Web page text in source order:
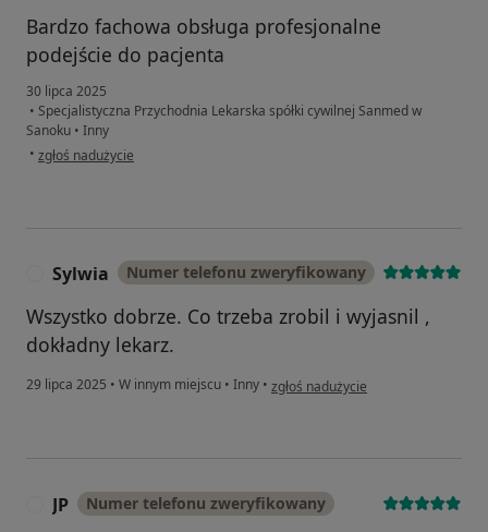
Bardzo fachowa obsługa profesjonalne
podejście do pacjenta
30 lipca 2025
• Specjalistyczna Przychodnia Lekarska spółki cywilnej Sanmed w
Sanoku • Inny
• w opinii użytkownika Grzegorz
zgłoś nadużycie
Sylwia Numer telefonu zweryfikowany
Wszystko dobrze. Co trzeba zrobil i wyjasnil ,
dokładny lekarz.
29 lipca 2025 • W innym miejscu • Inny • w opinii użytkownika Sylwia
zgłoś nadużycie
JP Numer telefonu zweryfikowany